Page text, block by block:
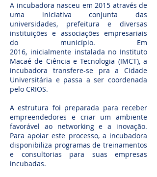
A incubadora nasceu em 2015 através de
uma iniciativa conjunta das
universidades, prefeitura e diversas
instituições e associações empresariais
do município. Em
2016, inicialmente instalada no Instituto
Macaé de Ciência e Tecnologia (IMCT), a
incubadora transfere-se pra a Cidade
Universitária e passa a ser coordenada
pelo CRIOS.
A estrutura foi preparada para receber
empreendedores e criar um ambiente
favorável ao networking e a inovação.
Para apoiar este processo, a incubadora
disponibiliza programas de treinamentos
e consultorias para suas empresas
incubadas.